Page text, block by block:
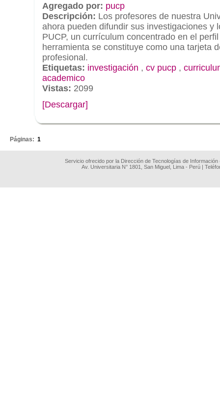
Agregado por: pucp
Descripción: Los profesores de nuestra
ahora pueden difundir sus investigaciones y
PUCP, un currículum concentrado en el
herramienta se constituye como una tarjeta
profesional.
Etiquetas: investigación , cv pucp ,
academico
Vistas: 2099
[Descargar]
Páginas: 1
Servicio ofrecido por la Dirección de Tecnologías de
Av. Universitaria N° 1801, San Miguel, Lima - Perú |